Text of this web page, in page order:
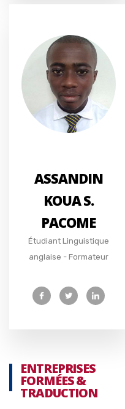
ASSANDIN
KOUA S.
PACOME
Étudiant Linguistique
anglaise - Formateur
ENTREPRISES
FORMÉES &
TRADUCTION